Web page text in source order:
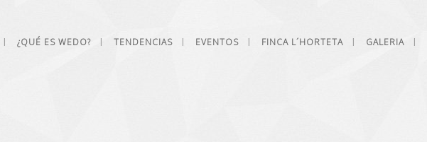
¿QUÉ ES WEDO? TENDENCIAS EVENTOS FINCA L´HORTETA GALERIA